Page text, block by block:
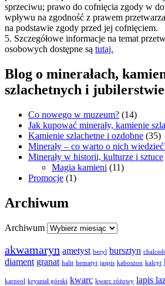
sprzeciwu; prawo do cofnięcia zgody w
wpływu na zgodność z prawem
na podstawie zgody przed jej cofnięciem.
5. Szczegółowe informacje na temat
osobowych dostępne są tutaj.
Blog o minerałach,
szlachetnych i jubilerstwie
Co nowego w muzeum? (14)
Jak kupować minerały, kamienie
Kamienie szlachetne i ozdobne (35)
Minerały – co warto o nich
Minerały w historii, kulturze i sztuce
Magia kamieni (11)
Promocje (1)
Archiwum
Archiwum
akwamaryn ametyst beryl bursztyn
diament granat halit hematyt jaspis kaboszon kalcyt
karneol kryształ górski kwarc kwarc różowy lapis